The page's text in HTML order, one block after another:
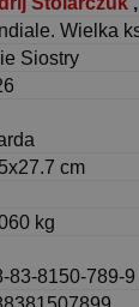
Wielka
Siostry
cm
kg
83-8150-789-